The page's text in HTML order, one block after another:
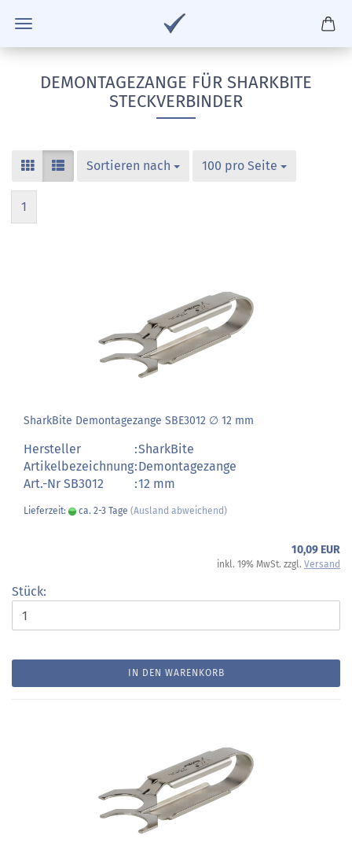
DEMONTAGEZANGE FÜR SHARKBITE
STECKVERBINDER
Sortieren nach 100 pro Seite
1
SharkBite Demontagezange SBE3012 ∅ 12 mm
Hersteller :SharkBite
Artikelbezeichnung:Demontagezange
Art.-Nr SB3012
:12 mm
Lieferzeit: ca. 2-3 Tage (Ausland abweichend)
10,09 EUR
inkl. 19% MwSt. zzgl. Versand
Stück:
IN DEN WARENKORB